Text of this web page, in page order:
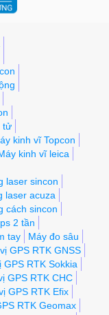
tử
kinh vĩ Topcon
kinh vĩ leica
laser sincon
laser acuza
cách sincon
2 tần
tay
Máy đo sâu
GPS RTK GNSS
GPS RTK Sokkia
GPS RTK CHC
GPS RTK Efix
RTK Geomax